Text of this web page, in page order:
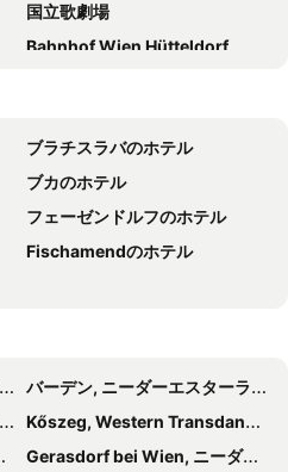
国立歌劇場
Bahnhof Wien Hütteldorf
City Airport Train
ブラチスラヴァ城
マリアヒルファー通り
Parndorf Designer Outlet
Kostol sv. Štefana
Ondrej Nepela Arena
ブラチスラバのホテル
ブカのホテル
フェーゼンドルフのホテル
Fischamendのホテル
バーデン, ニーダーエスターライヒ州 宿泊施設 -
Kőszeg, Western Transdanubia 宿泊施設 -
Gerasdorf bei Wien, ニーダーエスターライヒ州 宿泊施設 -